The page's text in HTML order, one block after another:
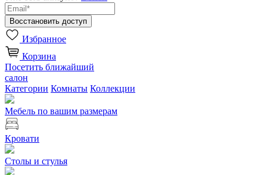
Избранное
Корзина
Посетить ближайший
салон
Категории Комнаты Коллекции
Мебель по вашим размерам
Кровати
Столы и стулья